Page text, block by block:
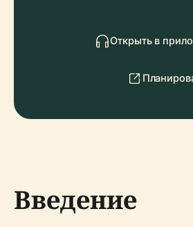
Открыть в
Введение